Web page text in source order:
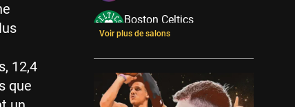
12,4
que
Boston Celtics
133 sessions
New York Knicks
114 sessions
Minnesota Timberwolves
Voir plus de salons